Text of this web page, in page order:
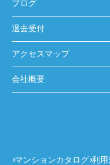
ブログ
退去受付
アクセスマップ
会社概要
マンションカタログ 利用